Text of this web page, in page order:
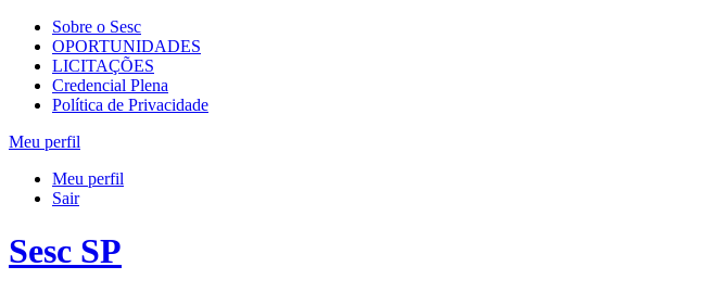
Sobre o Sesc
OPORTUNIDADES
LICITAÇÕES
Credencial Plena
Política de Privacidade
Meu perfil
Meu perfil
Sair
Sesc SP